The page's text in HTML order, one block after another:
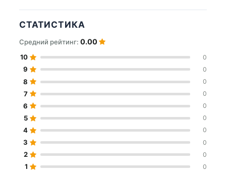
СТАТИСТИКА
Средний рейтинг: 0.00
10 0
9 0
8 0
7 0
6 0
5 0
4 0
3 0
2 0
1 0